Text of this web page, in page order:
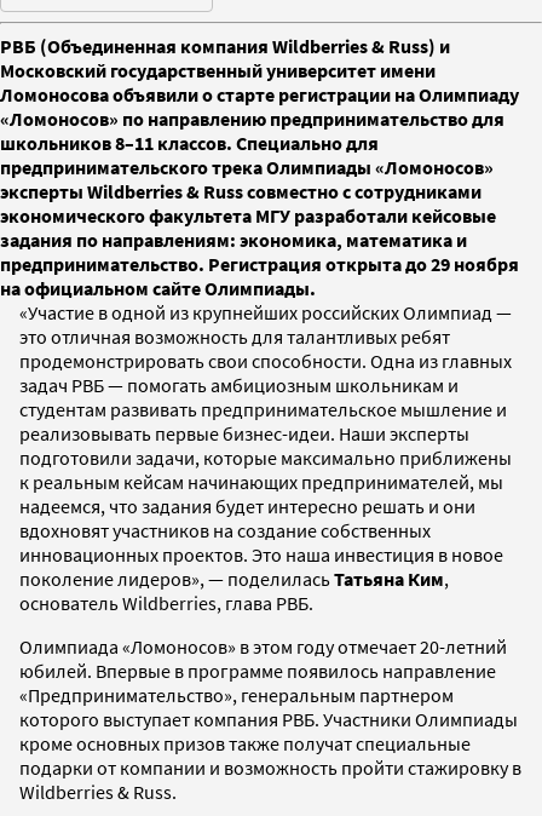
РВБ (Объединенная компания Wildberries & Russ) и
Московский государственный университет имени
Ломоносова объявили о старте регистрации на Олимпиаду
«Ломоносов» по направлению предпринимательство для
школьников 8–11 классов. Специально для
предпринимательского трека Олимпиады «Ломоносов»
эксперты Wildberries & Russ совместно с сотрудниками
экономического факультета МГУ разработали кейсовые
задания по направлениям: экономика, математика и
предпринимательство. Регистрация открыта до 29 ноября
на официальном сайте Олимпиады.
«Участие в одной из крупнейших российских Олимпиад —
это отличная возможность для талантливых ребят
продемонстрировать свои способности. Одна из главных
задач РВБ — помогать амбициозным школьникам и
студентам развивать предпринимательское мышление и
реализовывать первые бизнес-идеи. Наши эксперты
подготовили задачи, которые максимально приближены
к реальным кейсам начинающих предпринимателей, мы
надеемся, что задания будет интересно решать и они
вдохновят участников на создание собственных
инновационных проектов. Это наша инвестиция в новое
поколение лидеров», — поделиласьТатьяна Ким,
основатель Wildberries, глава РВБ.
Олимпиада «Ломоносов» в этом году отмечает 20-летний
юбилей. Впервые в программе появилось направление
«Предпринимательство», генеральным партнером
которого выступает компания РВБ. Участники Олимпиады
кроме основных призов также получат специальные
подарки от компании и возможность пройти стажировку в
Wildberries & Russ.